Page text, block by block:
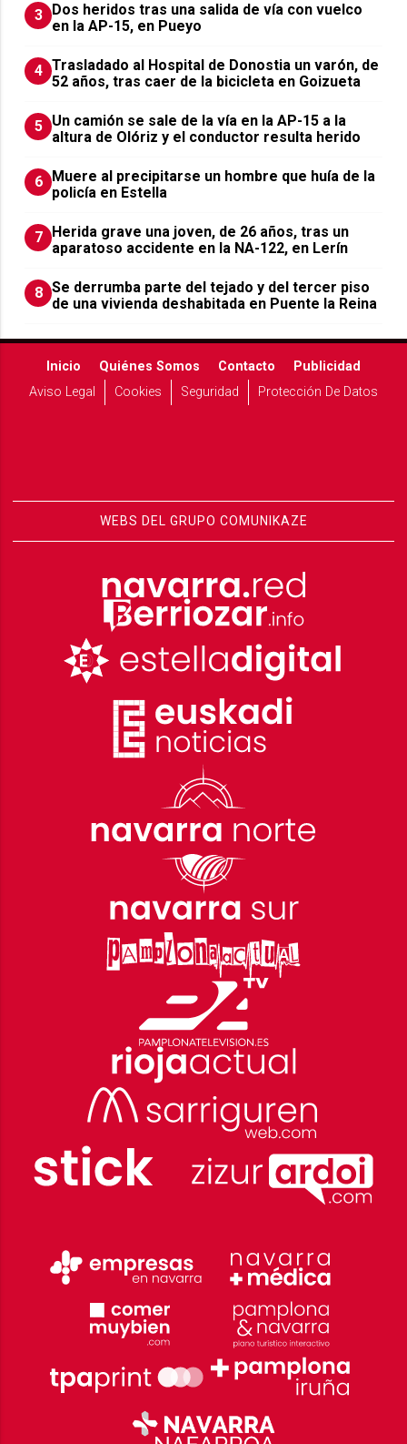
3
Dos heridos tras una salida de vía con vuelco
en la AP-15, en Pueyo
4 Trasladado al Hospital de Donostia un varón, de
52 años, tras caer de la bicicleta en Goizueta
5 Un camión se sale de la vía en la AP-15 a la
altura de Olóriz y el conductor resulta herido
6
Muere al precipitarse un hombre que huía de la
policía en Estella
7
Herida grave una joven, de 26 años, tras un
aparatoso accidente en la NA-122, en Lerín
8 Se derrumba parte del tejado y del tercer piso
de una vivienda deshabitada en Puente la Reina
Inicio Quiénes Somos Contacto
Publicidad
Aviso Legal
Cookies Seguridad Protección De Datos
WEBS DEL GRUPO COMUNIKAZE